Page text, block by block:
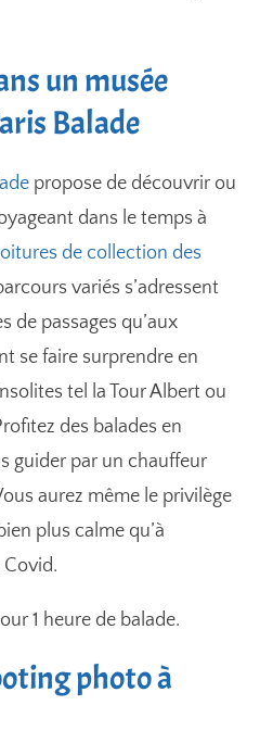
un musée
Balade
propose de découvrir ou
dans le temps à
de collection des
variés s’adressent
de passages qu’aux
se faire surprendre en
tel la Tour Albert ou
des balades en
guider par un chauffeur
aurez même le privilège
plus calme qu’à
Covid.
1 heure de balade.
photo à